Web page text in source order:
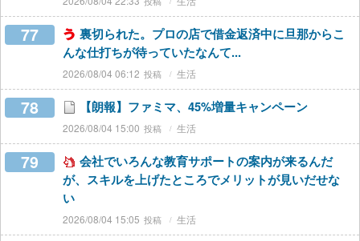
77
裏切られた。プロの店で借金返済中に旦那からこ
んな仕打ちが待っていたなんて...
2026/08/04 06:12 生活
78 【朗報】ファミマ、45%増量キャンペーン
2026/08/04 15:00 生活
79
会社でいろんな教育サポートの案内が来るんだ
が、スキルを上げたところでメリットが見いだせな
い
2026/08/04 15:05 生活